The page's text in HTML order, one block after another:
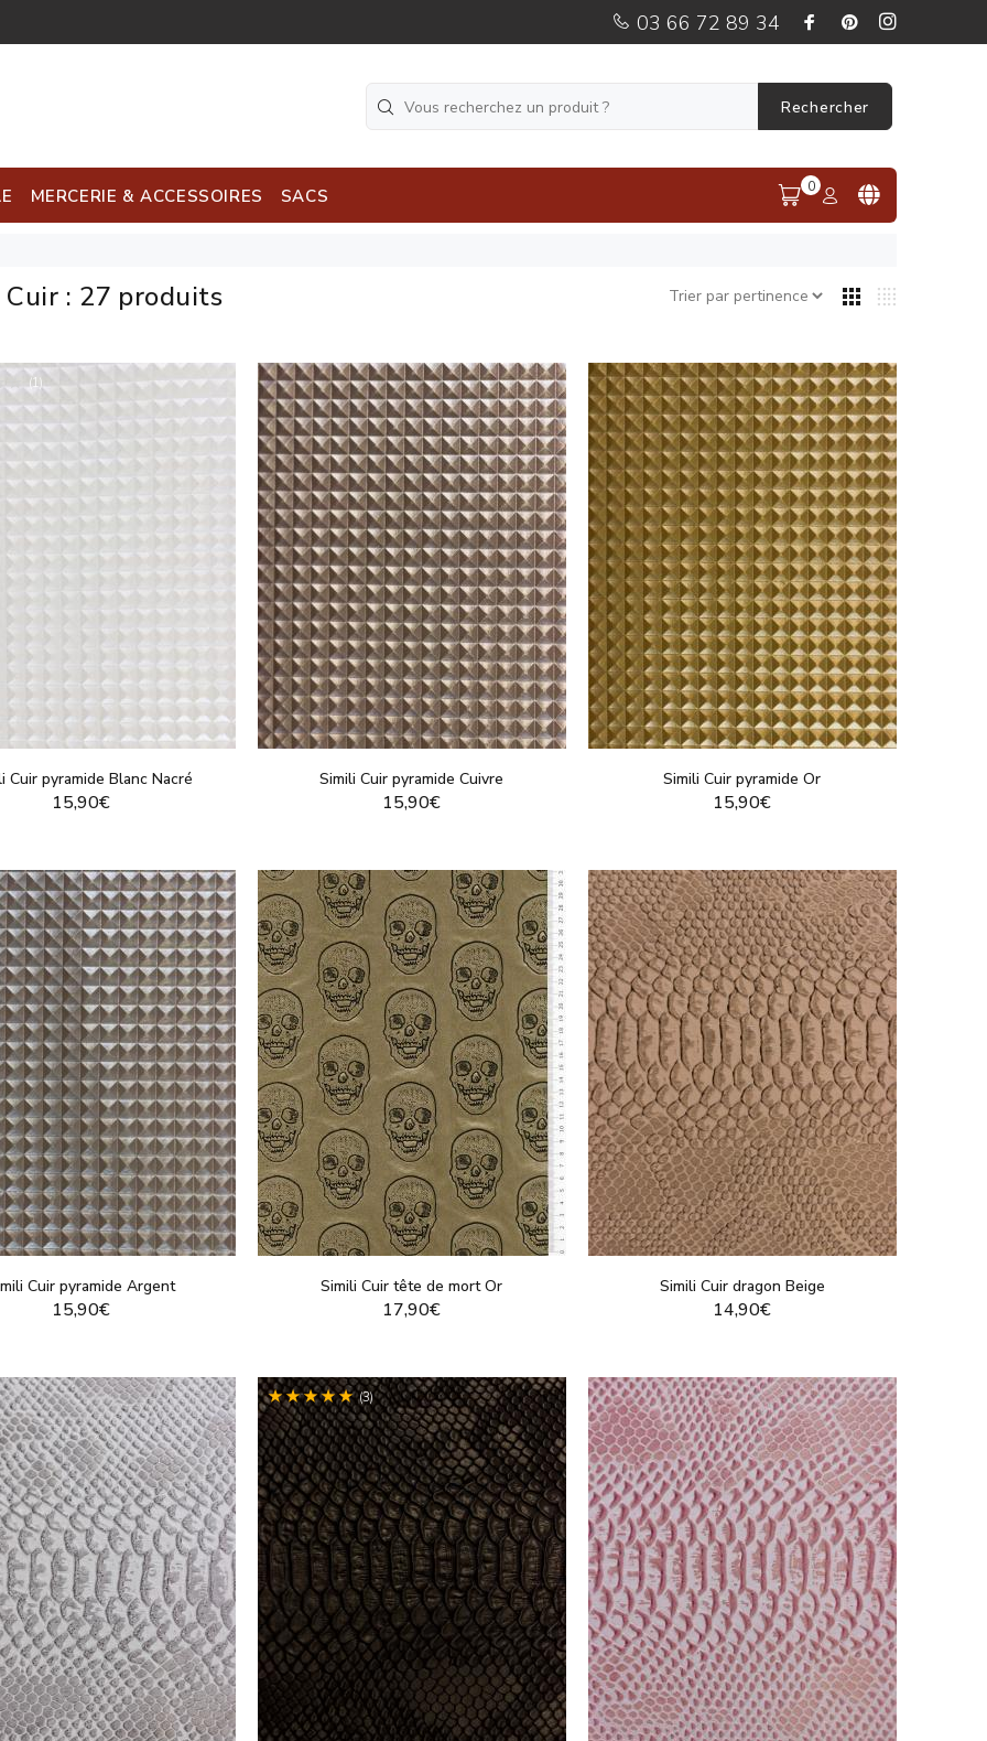
03 66 72 89 34
Rechercher
MERCERIE & ACCESSOIRES SACS 0
: 27 produits
(1)
Cuir pyramide Blanc Nacré
15,90€
VOIR LE PRODUIT
Simili Cuir pyramide Cuivre
15,90€
VOIR LE PRODUIT
Simili Cuir pyramide Or
15,90€
VOIR LE PRODUIT
Cuir pyramide Argent
15,90€
VOIR LE PRODUIT
Simili Cuir tête de mort Or
17,90€
VOIR LE PRODUIT
Simili Cuir dragon Beige
14,90€
VOIR LE PRODUIT
(3)